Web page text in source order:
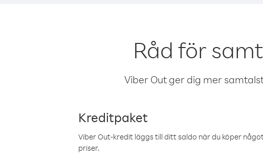
Råd för
Viber Out ger dig mer
Kreditpaket
Viber Out-kredit läggs till ditt saldo när du köper
priser.